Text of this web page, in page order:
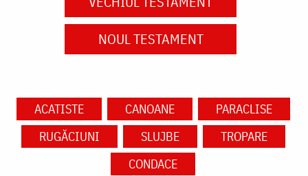
NOUL TESTAMENT
ACATISTE CANOANE
PARACLISE
RUGĂCIUNI
SLUJBE
TROPARE
CONDACE